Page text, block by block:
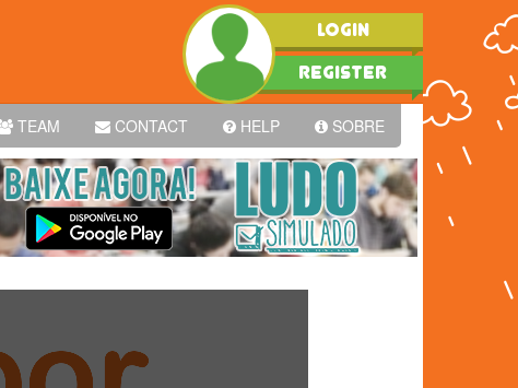
LOGIN
REGISTER
TEAM CONTACT HELP SOBRE